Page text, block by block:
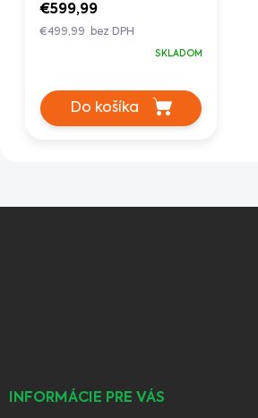
€599,99
€499,99 bez DPH
SKLADOM
Do košíka
INFORMÁCIE PRE VÁS